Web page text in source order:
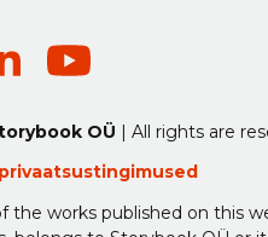
OÜ | All rights are
privaatsustingimused
the works published on this